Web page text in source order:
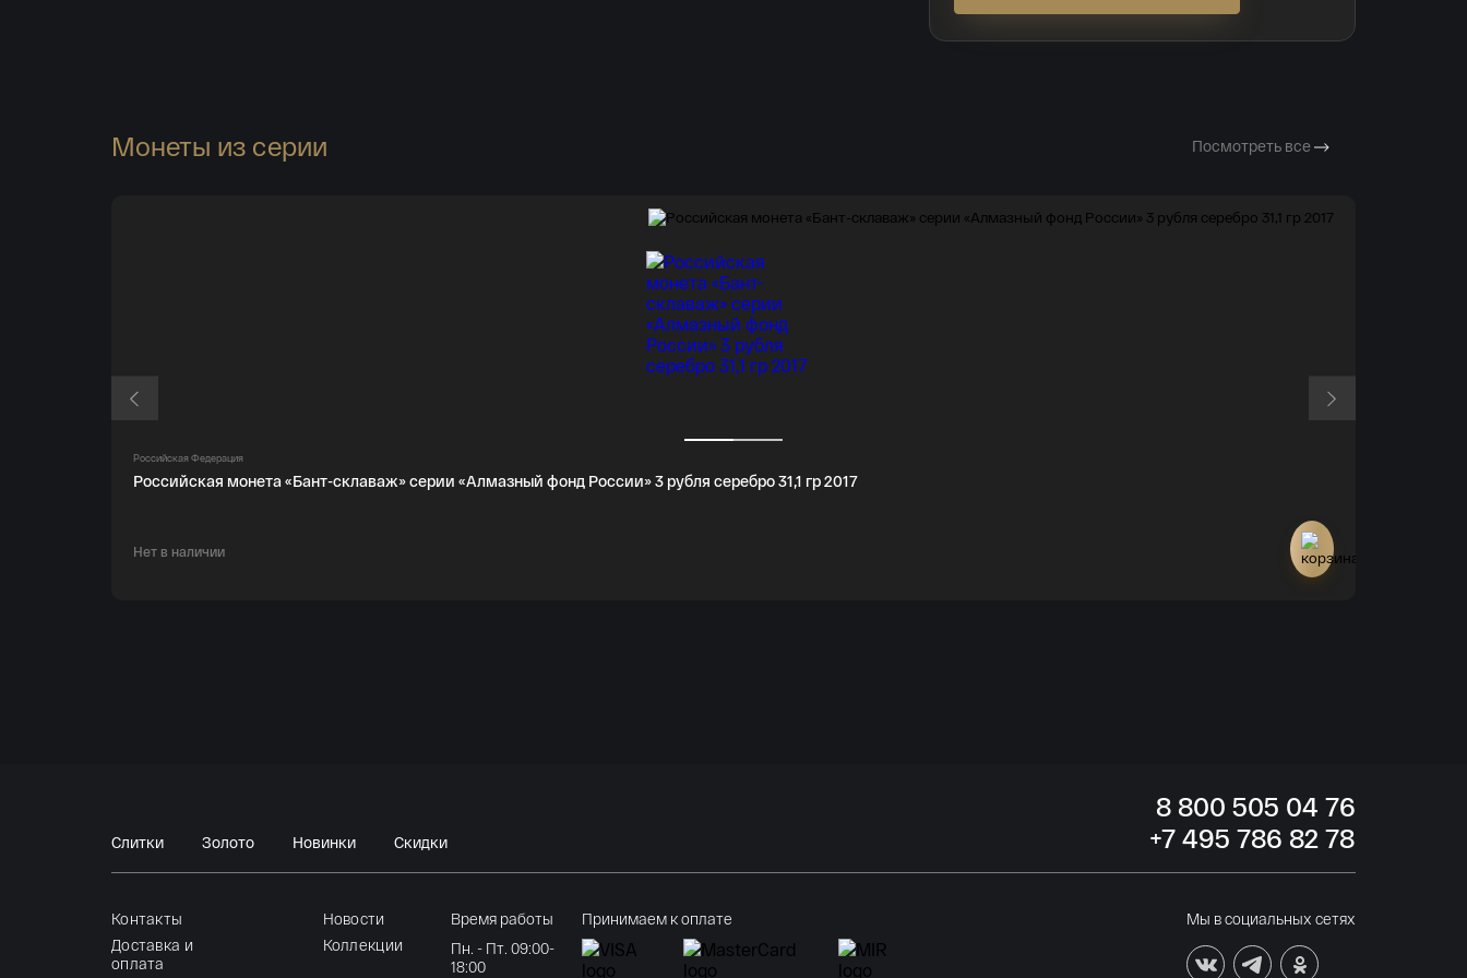
Монеты из серии Посмотреть все
Российская Федерация
Российская монета «Бант-склаваж» серии «Алмазный фонд России» 3 рубля серебро 31,1 гр 2017
Нет в наличии
Слитки Золото Новинки Скидки
8 800 505 04 76
+7 495 786 82 78
Контакты
Новости
Доставка и
оплата
Коллекции
Время работы
Пн. - Пт. 09:00-
18:00
Принимаем к оплате Мы в социальных сетях